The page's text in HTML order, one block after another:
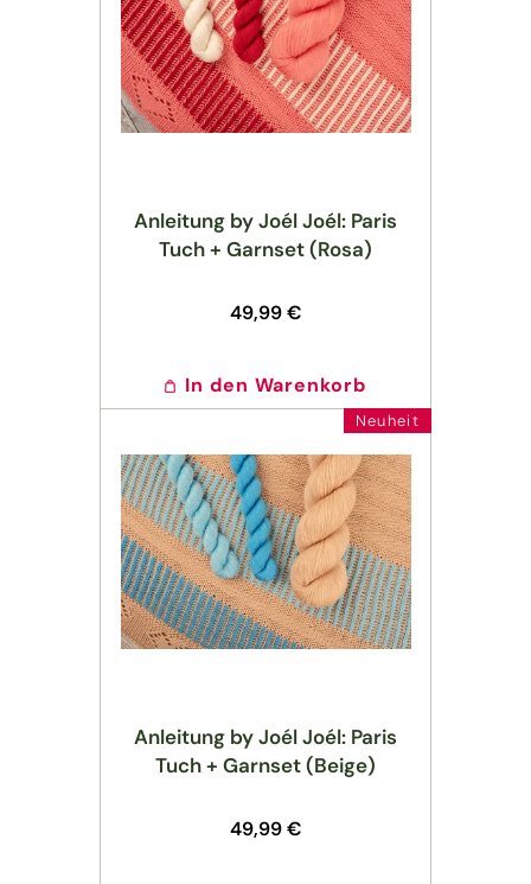
r
i
e
Anleitung by Joél Joél: Paris
Tuch + Garnset (Rosa)
Normaler
49,99 €
In den Warenkorb
Anleitung by Joél Joél: Paris
Tuch + Garnset (Beige)
Normaler
49,99 €
Neuheit